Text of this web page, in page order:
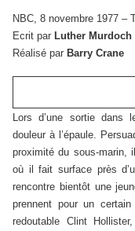
NBC, 8 novembre 1977 –
Ecrit par Luther Murdoch
Réalisé par Barry Crane
Lors d’une sortie dans
douleur à l’épaule.
proximité du sous-marin,
où il fait surface près
rencontre bientôt une
prennent pour un
redoutable Clint